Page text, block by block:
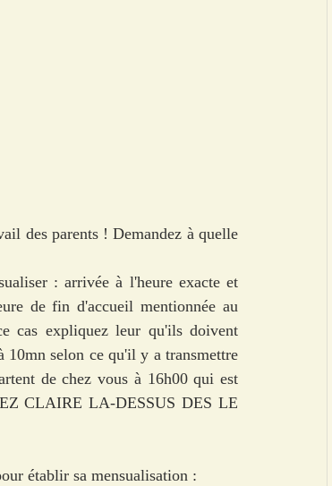
des parents ! Demandez à quelle
: arrivée à l'heure exacte et
de fin d'accueil mentionnée au
cas expliquez leur qu'ils doivent
selon ce qu'il y a transmettre
de chez vous à 16h00 qui est
CLAIRE LA-DESSUS DES LE
établir sa mensualisation :